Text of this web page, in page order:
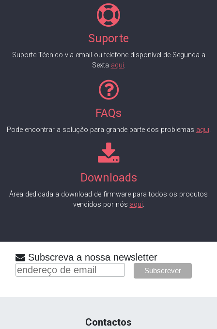
Suporte
Suporte Técnico via email ou telefone disponível de Segunda a
Sexta aqui.
FAQs
Pode encontrar a solução para grande parte dos problemas aqui.
Downloads
Área dedicada a download de firmware para todos os produtos
vendidos por nós aqui.
Subscreva a nossa newsletter
Contactos